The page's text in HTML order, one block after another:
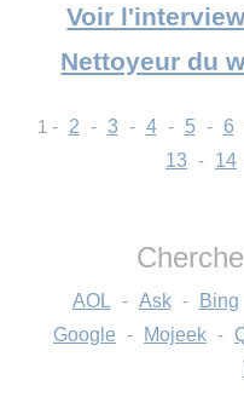
Voir
Nettoyeur du
1 - 2 - 3 - 4 - 5 - 6
13 - 14
AOL - Ask - Bing
Google - Mojeek -